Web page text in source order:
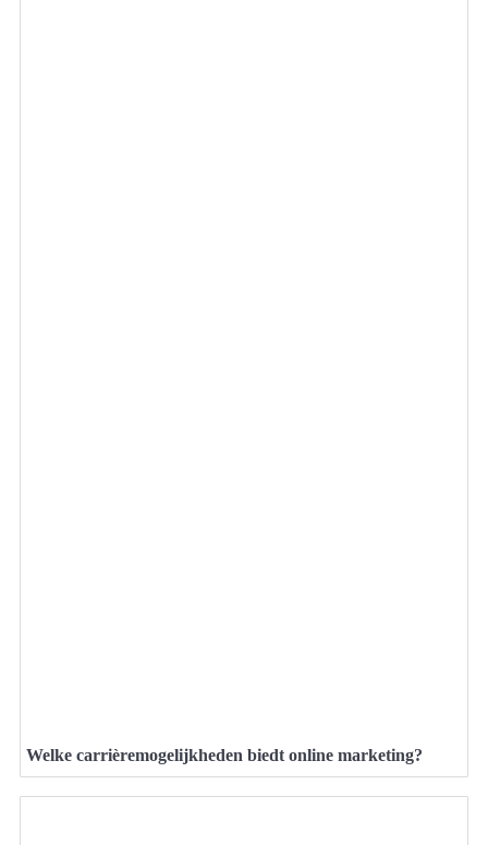
Welke carrièremogelijkheden biedt online marketing?